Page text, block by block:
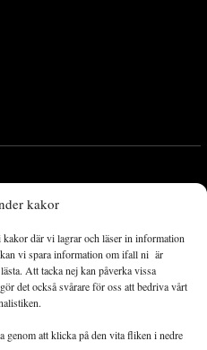
kakor
där vi lagrar och läser in information
kan vi spara information om ifall ni är
Att tacka nej kan påverka vissa
det också svårare för oss att bedriva vårt
genom att klicka på den vita fliken i nedre
med bred bevakning av
globalt och med fokus på
till ett hållbart samhälle går
för alla människor, minskade
utrymme för allt levande att